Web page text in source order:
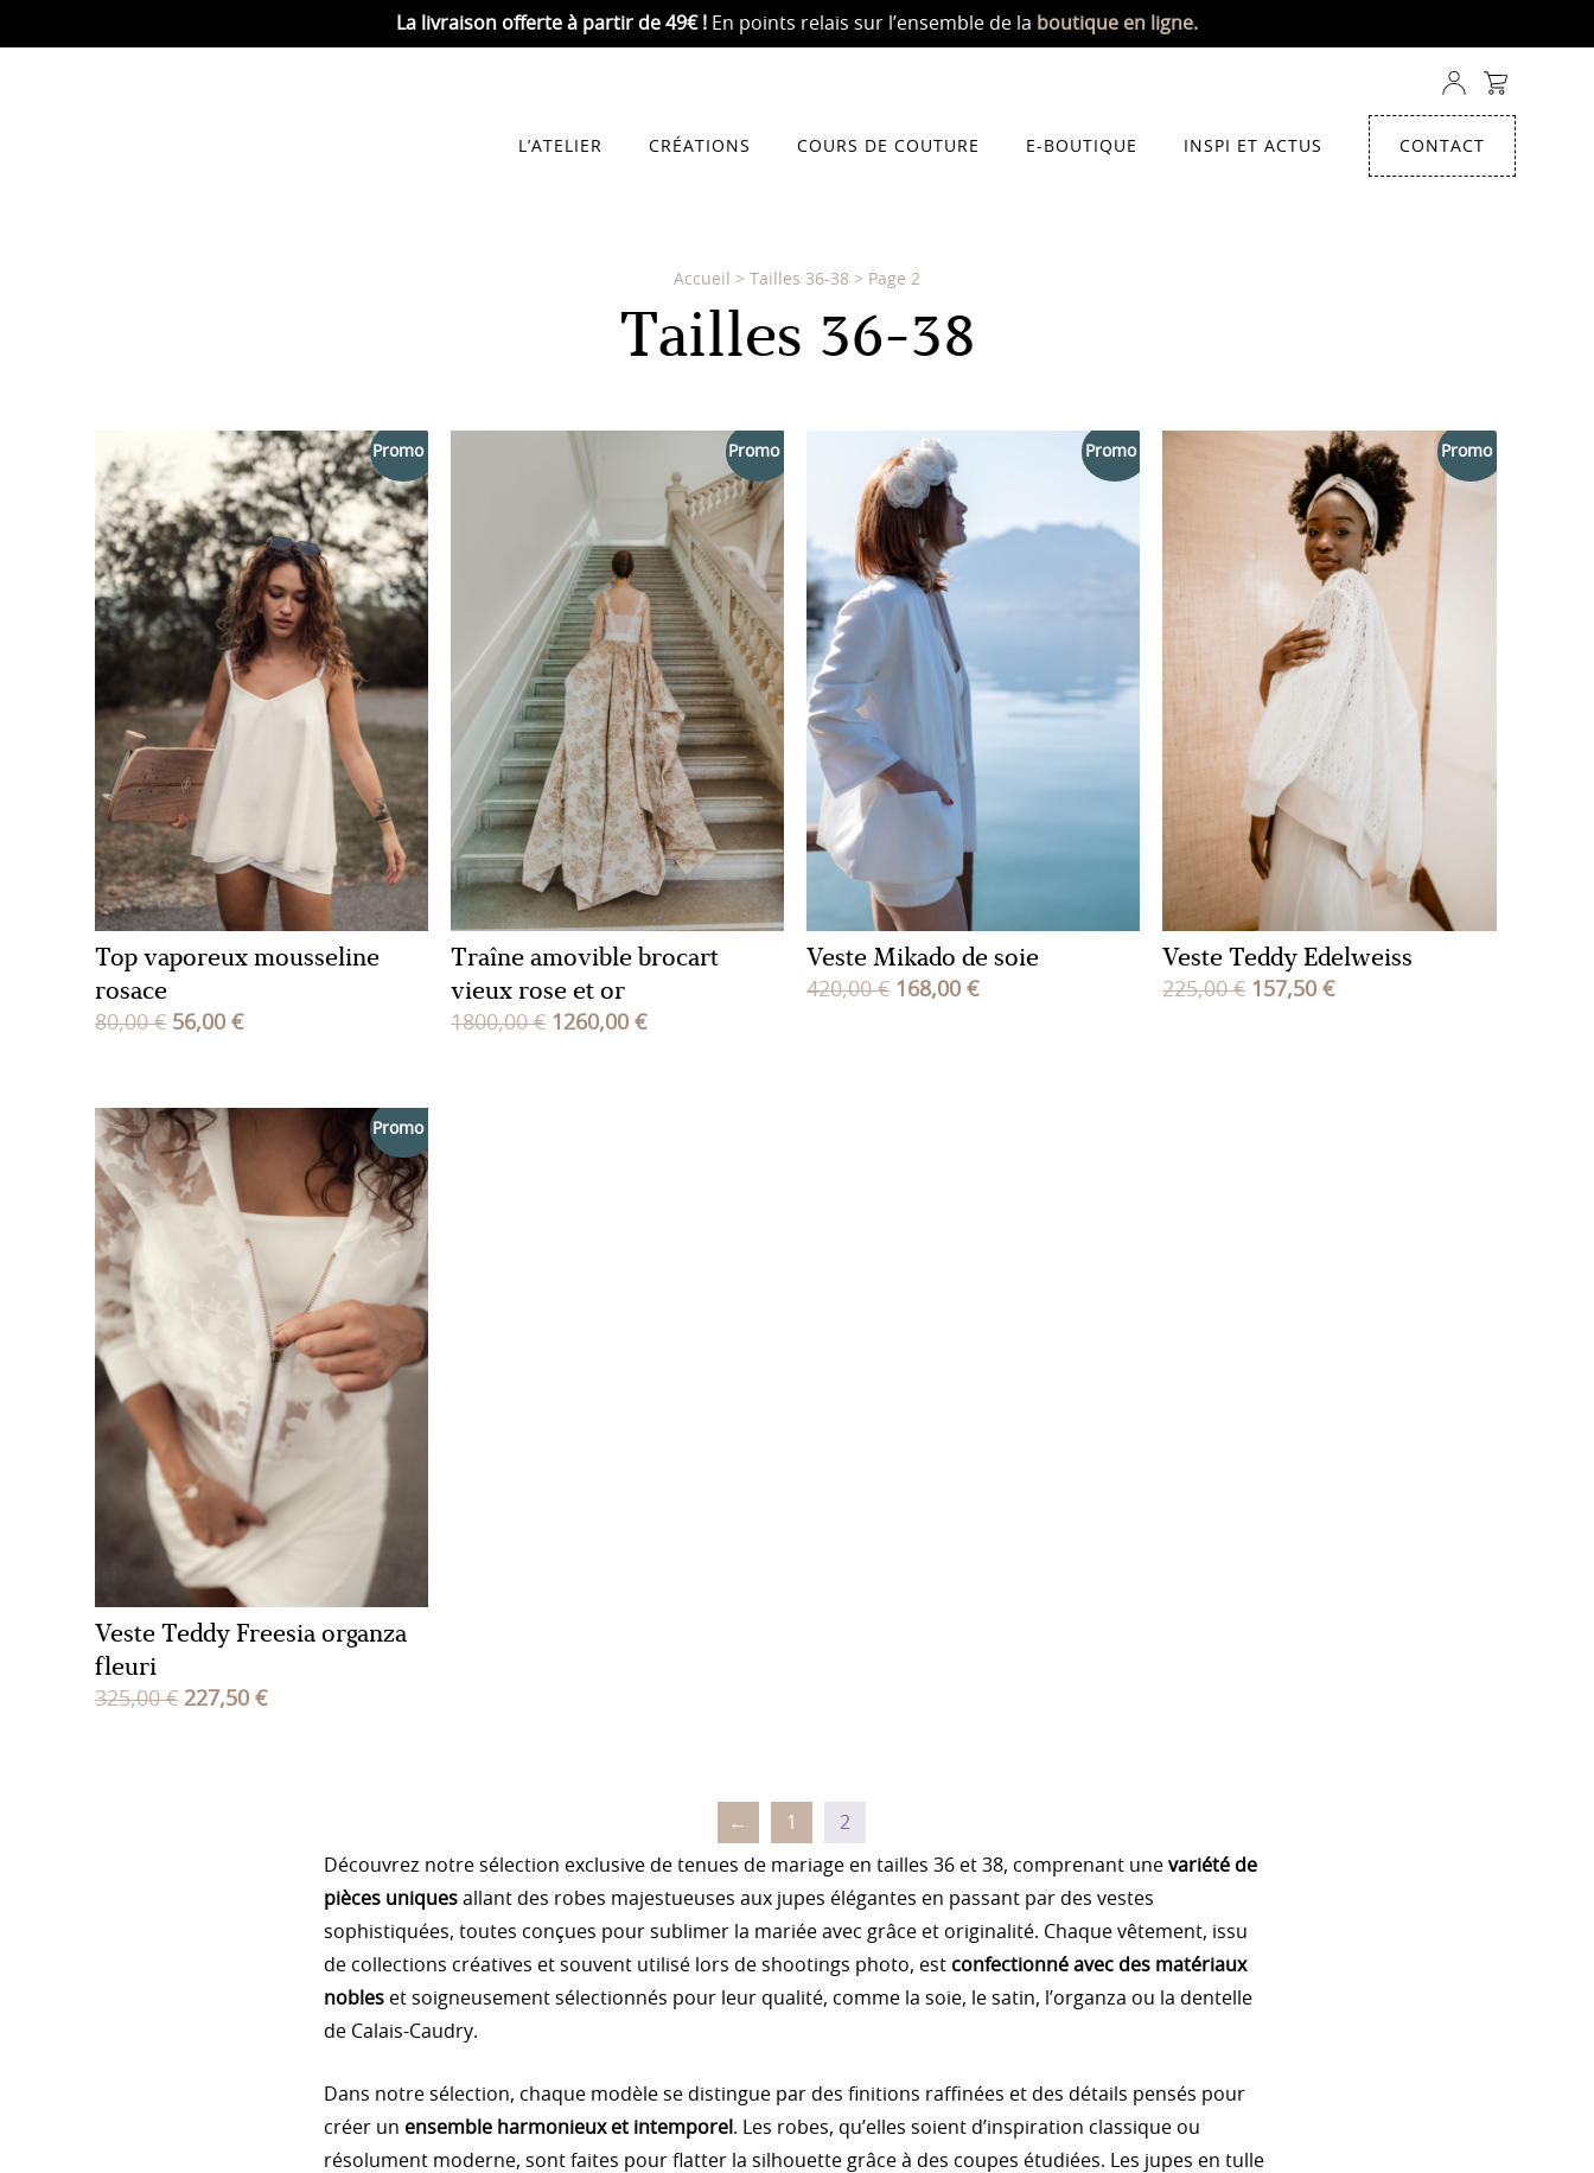
La livraison offerte à partir de 49€ ! En points relais sur l’ensemble de la boutique en ligne.
L’ATELIER CRÉATIONS COURS DE COUTURE E-BOUTIQUE INSPI ET ACTUS CONTACT
Accueil > Tailles 36-38 > Page 2
Tailles 36-38
Promo !
Top vaporeux mousseline
rosace
80,00€ Le
était :
80,00 €.
56,00 €Le
est :
Promo !
Traîne amovible brocart
vieux rose et or
1800,00€ Le
1260,00€Le
Promo !
Veste Mikado de soie
420,00€ Le
168,00€Le
Promo !
Veste Teddy Edelweiss
225,00€ Le
157,50€Le
Promo !
Veste Teddy Freesia organza
fleuri
325,00€ Le
227,50 €Le
← 1 2
Découvrez notre sélection exclusive de tenues de mariage en tailles 36 et 38, comprenant une variété de
pièces uniques allant des robes majestueuses aux jupes élégantes en passant par des vestes
sophistiquées, toutes conçues pour sublimer la mariée avec grâce et originalité. Chaque vêtement, issu
de collections créatives et souvent utilisé lors de shootings photo, est confectionné avec des matériaux
nobles et soigneusement sélectionnés pour leur qualité, comme la soie, le satin, l’organza ou la dentelle
de Calais-Caudry.
Dans notre sélection, chaque modèle se distingue par des finitions raffinées et des détails pensés pour
créer un ensemble harmonieux et intemporel . Les robes, qu’elles soient d’inspiration classique ou
résolument moderne, sont faites pour flatter la silhouette grâce à des coupes étudiées. Les jupes en tulle